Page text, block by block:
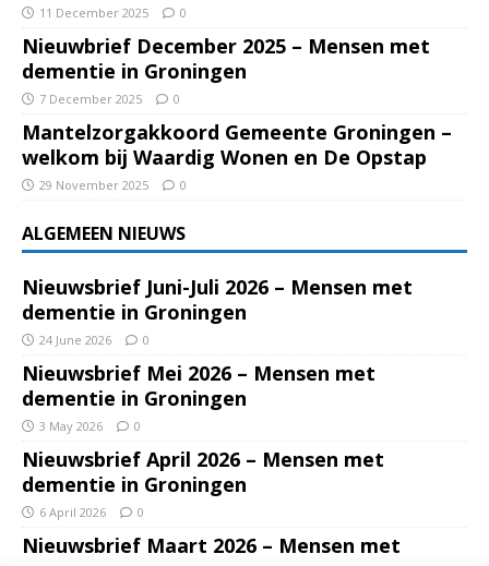
11 December 2025 0
Nieuwbrief December 2025 – Mensen met
dementie in Groningen
7 December 2025 0
Mantelzorgakkoord Gemeente Groningen –
welkom bij Waardig Wonen en De Opstap
29 November 2025 0
ALGEMEEN NIEUWS
Nieuwsbrief Juni-Juli 2026 – Mensen met
dementie in Groningen
24 June 2026 0
Nieuwsbrief Mei 2026 – Mensen met
dementie in Groningen
3 May 2026 0
Nieuwsbrief April 2026 – Mensen met
dementie in Groningen
6 April 2026 0
Nieuwsbrief Maart 2026 – Mensen met